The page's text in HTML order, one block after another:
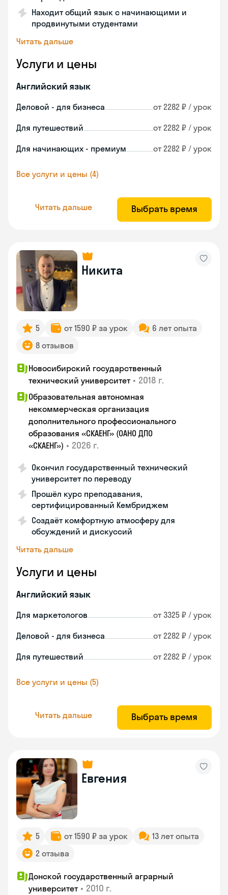
Находит общий язык с начинающими и
продвинутыми студентами
Читать дальше
Услуги и цены
Английский язык
Деловой - для бизнеса от 2282 ₽ / урок
Для путешествий от 2282 ₽ / урок
Для начинающих - премиум от 2282 ₽ / урок
Все услуги и цены (4)
Читать дальше Выбрать время
Никита
5 от 1590 ₽ за урок
6 лет опыта
8 отзывов
Новосибирский государственный
технический университет • 2018 г.
Образовательная автономная
некоммерческая организация
дополнительного профессионального
образования «СКАЕНГ» (ОАНО ДПО
«СКАЕНГ») • 2026 г.
Окончил государственный технический
университет по переводу
Прошёл курс преподавания,
сертифицированный Кембриджем
Создаёт комфортную атмосферу для
обсуждений и дискуссий
Читать дальше
Услуги и цены
Английский язык
Для маркетологов от 3325 ₽ / урок
Деловой - для бизнеса от 2282 ₽ / урок
Для путешествий от 2282 ₽ / урок
Все услуги и цены (5)
Читать дальше Выбрать время
Евгения
5 от 1590 ₽ за урок
13 лет опыта
2 отзыва
Донской государственный аграрный
университет • 2010 г.